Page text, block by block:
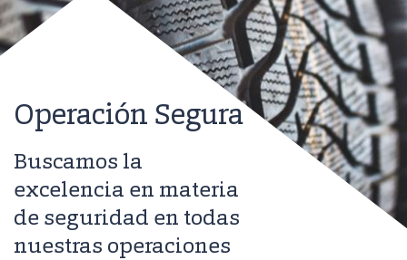
Operación Segura
Buscamos la
excelencia en materia
de seguridad en todas
nuestras operaciones